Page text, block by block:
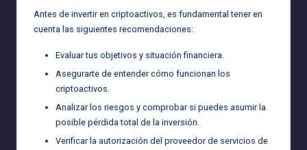
Antes de invertir en criptoactivos, es fundamental tener en
cuenta las siguientes recomendaciones:
Evaluar tus objetivos y situación financiera.
Asegurarte de entender cómo funcionan los
criptoactivos.
Analizar los riesgos y comprobar si puedes asumir la
posible pérdida total de la inversión.
Verificar la autorización del proveedor de servicios de